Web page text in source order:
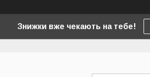
Знижки вже чекають на тебе!